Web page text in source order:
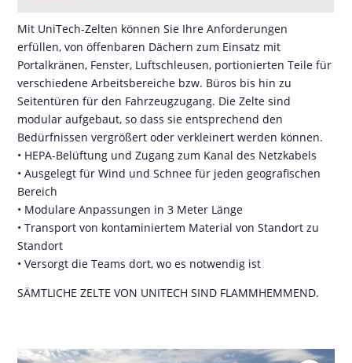
Mit UniTech-Zelten können Sie Ihre Anforderungen
erfüllen, von öffenbaren Dächern zum Einsatz mit
Portalkränen, Fenster, Luftschleusen, portionierten Teile für
verschiedene Arbeitsbereiche bzw. Büros bis hin zu
Seitentüren für den Fahrzeugzugang. Die Zelte sind
modular aufgebaut, so dass sie entsprechend den
Bedürfnissen vergrößert oder verkleinert werden können.
• HEPA-Belüftung und Zugang zum Kanal des Netzkabels
• Ausgelegt für Wind und Schnee für jeden geografischen
Bereich
• Modulare Anpassungen in 3 Meter Länge
• Transport von kontaminiertem Material von Standort zu
Standort
• Versorgt die Teams dort, wo es notwendig ist
SÄMTLICHE ZELTE VON UNITECH SIND FLAMMHEMMEND.